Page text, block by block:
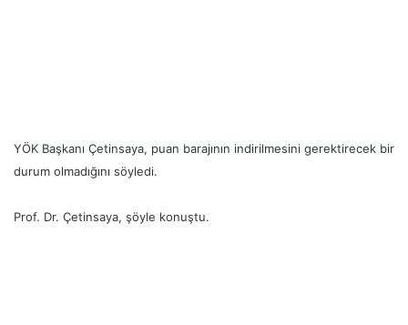
YÖK Başkanı Çetinsaya, puan barajının indirilmesini gerektirecek bir
durum olmadığını söyledi.
Prof. Dr. Çetinsaya, şöyle konuştu.